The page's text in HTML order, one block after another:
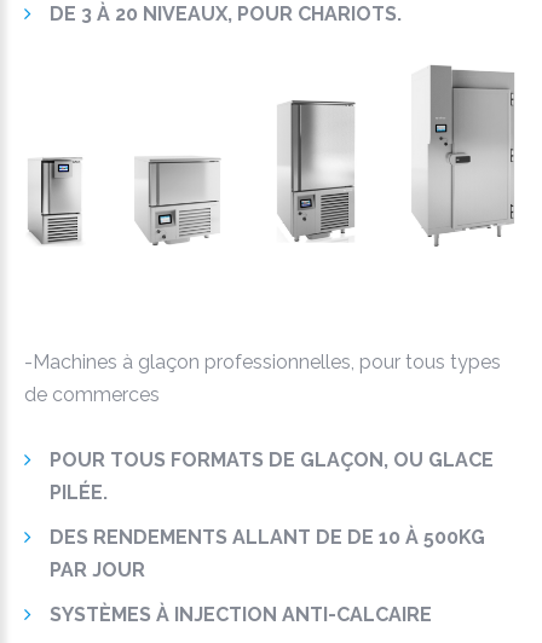
DE 3 À 20 NIVEAUX, POUR CHARIOTS.
-Machines à glaçon professionnelles, pour tous types
de commerces
POUR TOUS FORMATS DE GLAÇON, OU GLACE
PILÉE.
DES RENDEMENTS ALLANT DE DE 10 À 500KG
PAR JOUR
SYSTÈMES À INJECTION ANTI-CALCAIRE